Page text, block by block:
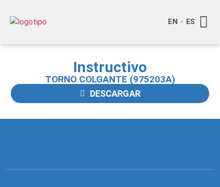
EN ES
Instructivo
TORNO COLGANTE (975203A)
DESCARGAR